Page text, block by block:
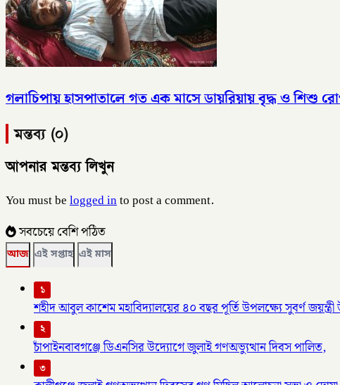
গলাচিপায় হাসপাতালে গত এক মাসে ডায়রিয়ায় বৃদ্ধ ও শিশু
মন্তব্য (০)
আপনার মন্তব্য লিখুন
You must belogged into post a comment.
সবচেয়ে বেশি পঠিত
আজ এই সপ্তাহ এই মাস
১
শহীদ আবুল কাশেম মহাবিদ্যালয়ের ৪০ বছর পূর্তি উপলক্ষ্যে সুবর্ণ
২
চাঁপাইনবাবগঞ্জে ডিএনসির উদ্যোগে জুলাই গণঅভ্যুত্থান দিবস পালিত,
৩